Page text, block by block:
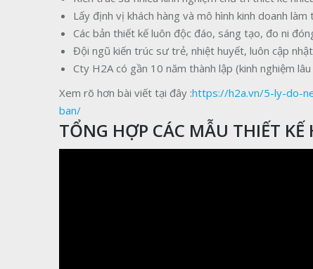
Lấy định vị khách hàng và mô hình kinh doanh
Các bản thiết kế luôn độc đáo, sáng tạo, đo ni
Đội ngũ kiến trúc sư trẻ, nhiệt huyết, luôn cập
Cty H2A có gần 10 năm thành lập (kinh nghiệm
Xem rõ hơn bài viết tại đây :https://h2a.vn/5-ly-do-
ban/
TỔNG HỢP CÁC MẪU THIẾT KẾ